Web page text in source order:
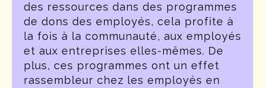
des ressources dans des programmes
de dons des employés, cela profite à
la fois à la communauté, aux employés
et aux entreprises elles-mêmes. De
plus, ces programmes ont un effet
rassembleur chez les employés en